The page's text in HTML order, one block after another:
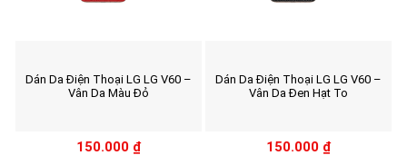
Dán Da Điện Thoại LG LG V60 –
Vân Da Màu Đỏ
150.000 ₫
Dán Da Điện Thoại LG LG V60 –
Vân Da Đen Hạt To
150.000 ₫